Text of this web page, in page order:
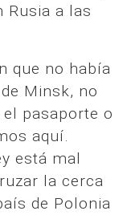
Rusia a las
que no había
Minsk, no
pasaporte o
aquí.
está mal
la cerca
de Polonia